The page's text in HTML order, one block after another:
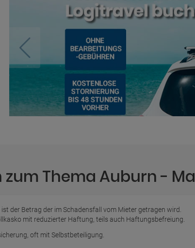
Thema Auburn - Ma
der Betrag der im Schadensfall vom Mieter getragen wird.
mit reduzierter Haftung, teils auch Haftungsbefreiung.
oft mit Selbstbeteiligung.